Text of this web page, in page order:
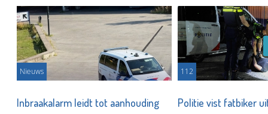
Nieuws
Inbraakalarm leidt tot aanhouding
112
Politie vist fatbiker